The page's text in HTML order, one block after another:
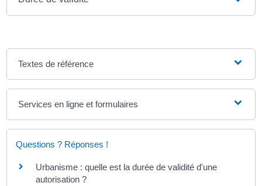
Textes de référence
Services en ligne et formulaires
Questions ? Réponses !
Urbanisme : quelle est la durée de validité d'une
autorisation ?